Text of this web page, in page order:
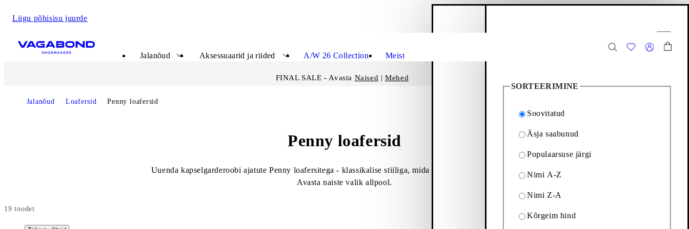
Liigu põhisisu juurde
Jalanõud
Aksessuaarid ja riided A/W 26 Collection Meist
FINAL SALE - Avasta Naised |Mehed
Jalanõud Loafersid Penny loafersid
Penny loafersid
Uuenda kapselgarderoobi ajatute Penny loafersitega - klassikalise stiiliga, mida kanda hooaeg pärast hooaega.
Avasta naiste valik allpool.
19 toodet
SORTEERIMINE
Soovitatud
Äsja saabunud
Populaarsuse järgi
Nimi A-Z
Nimi Z-A
Kõrgeim hind
toodet